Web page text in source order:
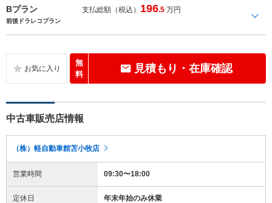
Bプラン 支払総額（税込） 196.5 万円
前後ドラレコプラン
無
料
見積もり・在庫確認
中古車販売店情報
（株）軽自動車館苫小牧店
営業時間 09:30〜18:00
定休日 年末年始のみ休業